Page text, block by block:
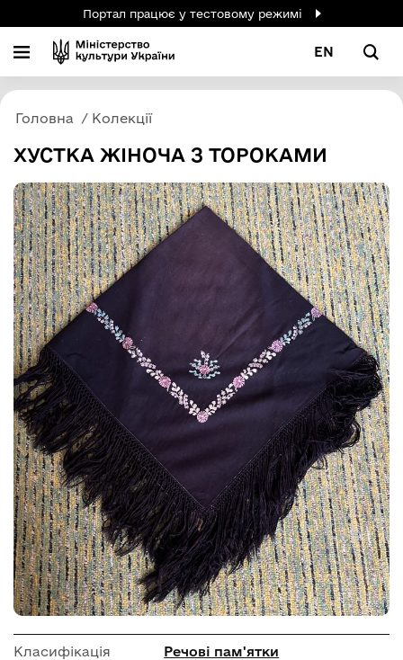
Портал працює у тестовому режимі
EN
Головна Колекції
ХУСТКА ЖІНОЧА З ТОРОКАМИ
Класифікація Речові пам'ятки